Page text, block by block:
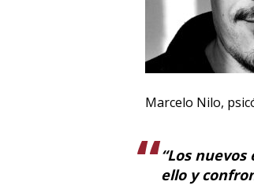
Marcelo Nilo,
“Los
ello y